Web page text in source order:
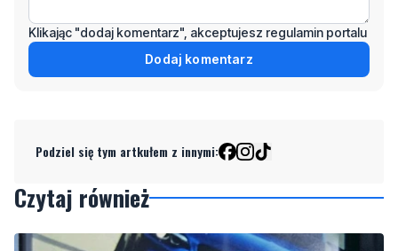
Klikając "dodaj komentarz", akceptujesz regulamin portalu
Dodaj komentarz
Podziel się tym artkułem z innymi:
Czytaj również